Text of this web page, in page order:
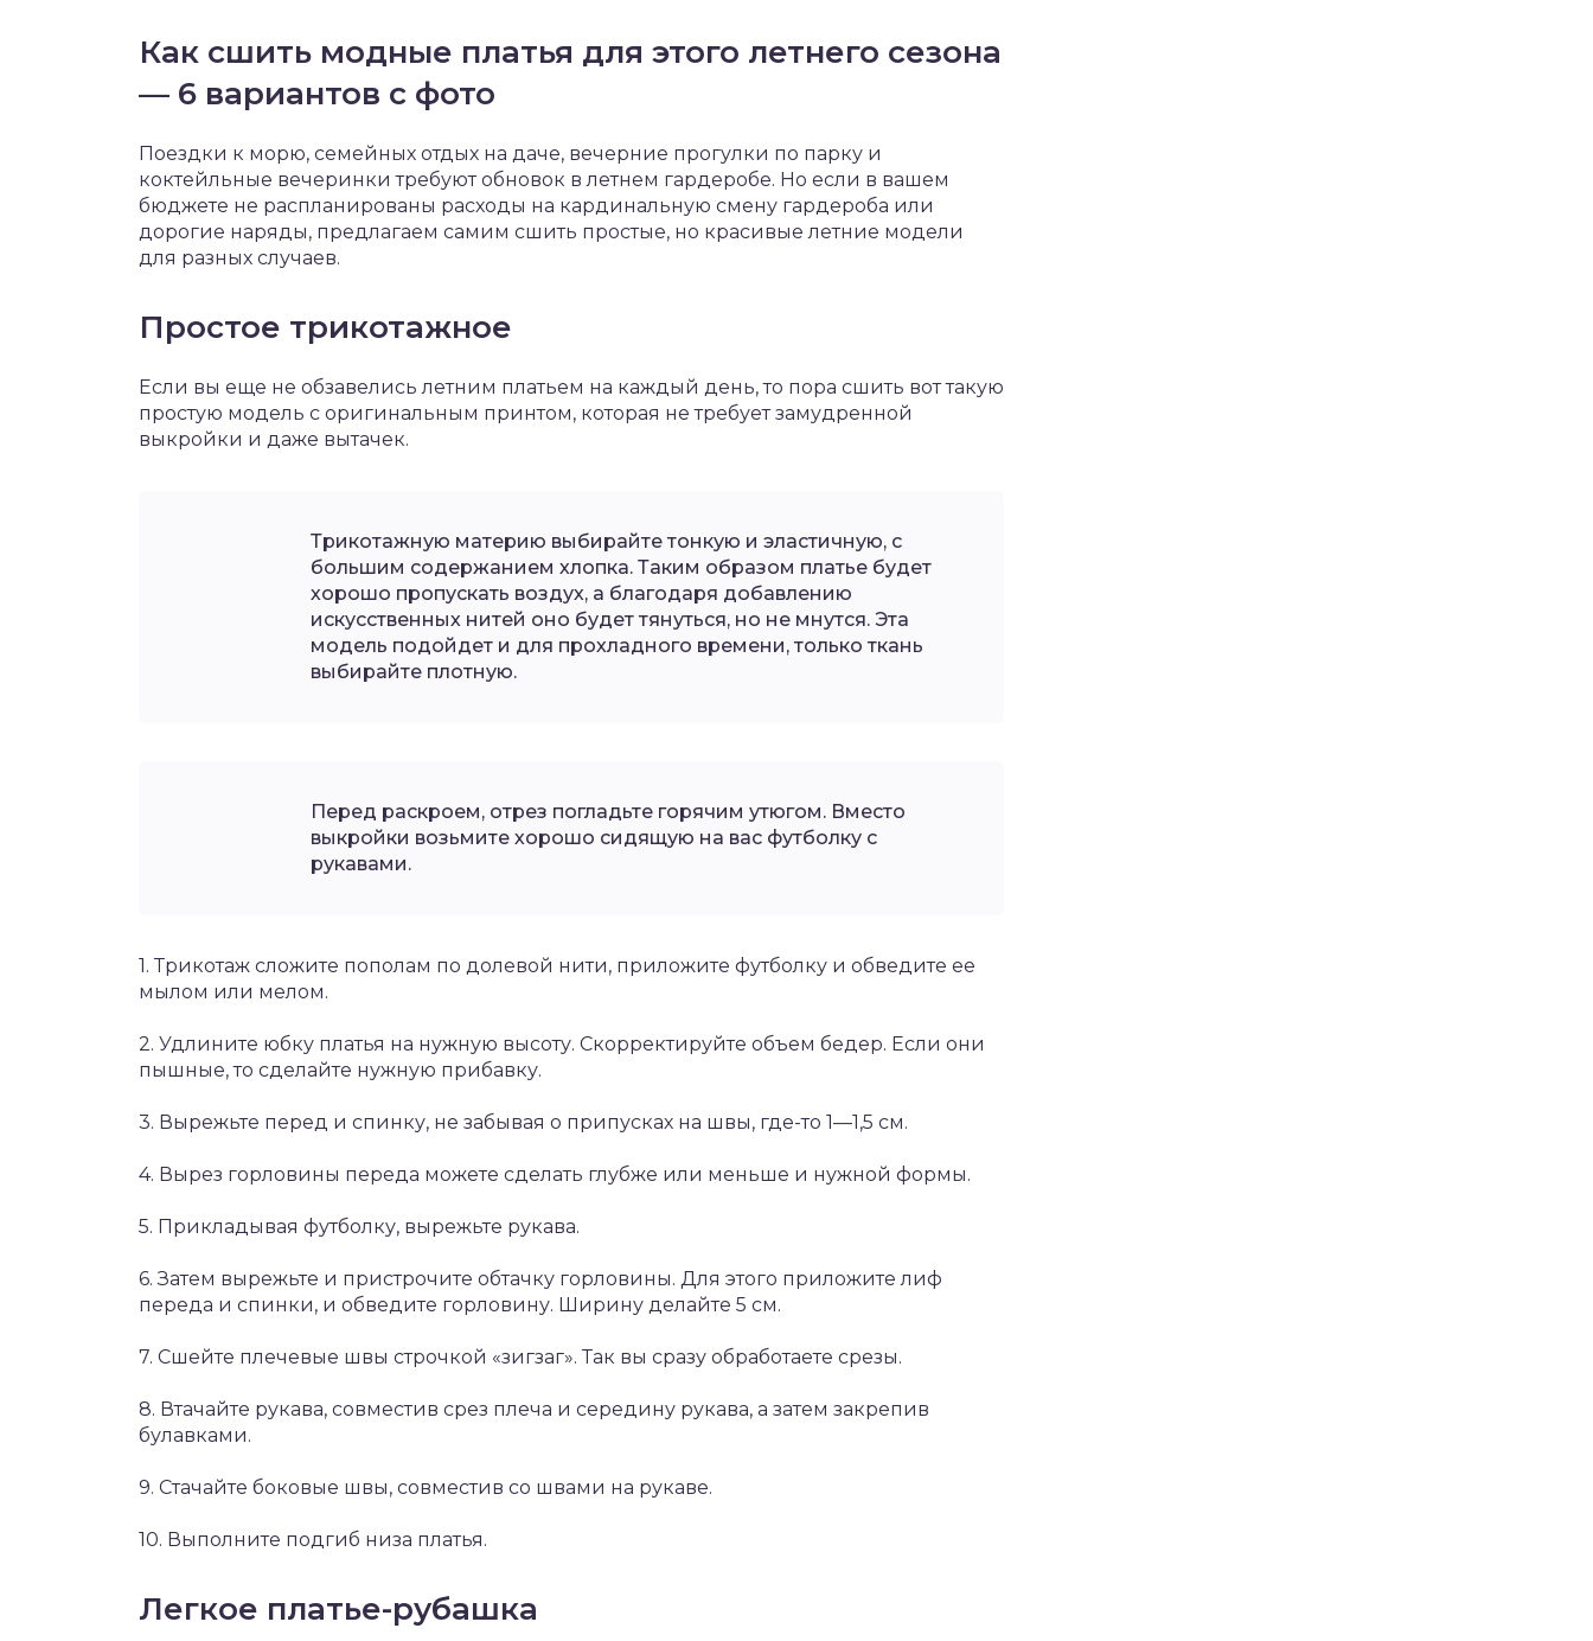
Как сшить модные платья для этого летнего сезона
— 6 вариантов с фото
Поездки к морю, семейных отдых на даче, вечерние прогулки по парку и
коктейльные вечеринки требуют обновок в летнем гардеробе. Но если в вашем
бюджете не распланированы расходы на кардинальную смену гардероба или
дорогие наряды, предлагаем самим сшить простые, но красивые летние модели
для разных случаев.
Простое трикотажное
Если вы еще не обзавелись летним платьем на каждый день, то пора сшить вот такую
простую модель с оригинальным принтом, которая не требует замудренной
выкройки и даже вытачек.
Трикотажную материю выбирайте тонкую и эластичную, с
большим содержанием хлопка. Таким образом платье будет
хорошо пропускать воздух, а благодаря добавлению
искусственных нитей оно будет тянуться, но не мнутся. Эта
модель подойдет и для прохладного времени, только ткань
выбирайте плотную.
Перед раскроем, отрез погладьте горячим утюгом. Вместо
выкройки возьмите хорошо сидящую на вас футболку с
рукавами.
1. Трикотаж сложите пополам по долевой нити, приложите футболку и обведите ее
мылом или мелом.
2. Удлините юбку платья на нужную высоту. Скорректируйте объем бедер. Если они
пышные, то сделайте нужную прибавку.
3. Вырежьте перед и спинку, не забывая о припусках на швы, где-то 1—1,5 см.
4. Вырез горловины переда можете сделать глубже или меньше и нужной формы.
5. Прикладывая футболку, вырежьте рукава.
6. Затем вырежьте и пристрочите обтачку горловины. Для этого приложите лиф
переда и спинки, и обведите горловину. Ширину делайте 5 см.
7. Сшейте плечевые швы строчкой «зигзаг». Так вы сразу обработаете срезы.
8. Втачайте рукава, совместив срез плеча и середину рукава, а затем закрепив
булавками.
9. Стачайте боковые швы, совместив со швами на рукаве.
10. Выполните подгиб низа платья.
Легкое платье-рубашка